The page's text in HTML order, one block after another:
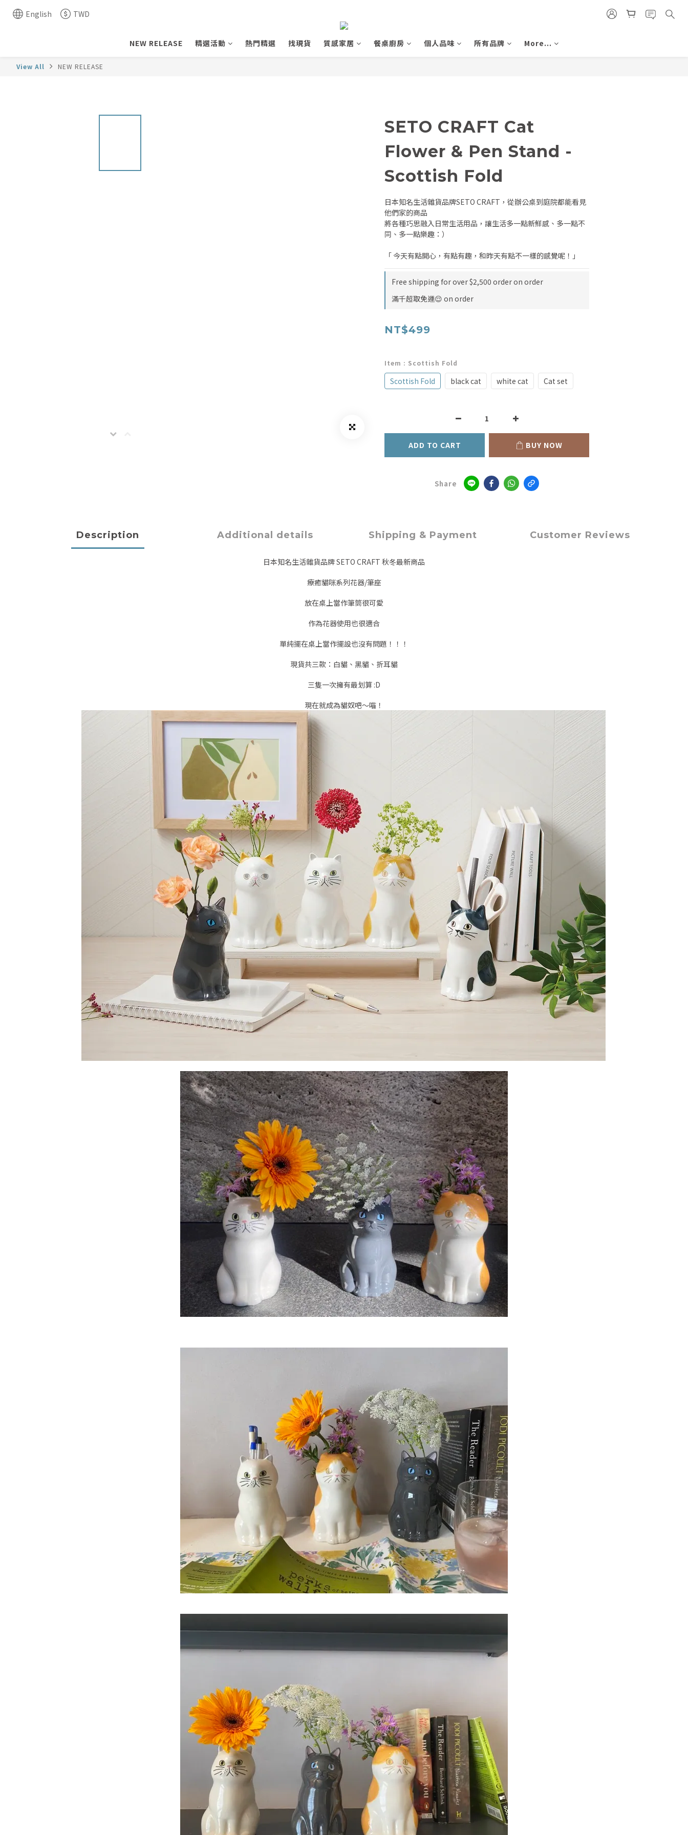
English TWD
NEW RELEASE 精選活動 熱門精選 找現貨 質感家居 餐桌廚房 個人品味 所有品牌 More...
View All NEW RELEASE
SETO CRAFT Cat
Flower & Pen Stand -
Scottish Fold
日本知名生活雜貨品牌SETO CRAFT，從辦公桌到庭院都能看見
他們家的商品
將各種巧思融入日常生活用品，讓生活多一點新鮮感、多一點不
同、多一點樂趣：）
「 今天有點開心，有點有趣，和昨天有點不一樣的感覺呢！」
Free shipping for over $2,500 order on order
滿千超取免運😌 on order
NT$499
Item : Scottish Fold
Scottish Fold black cat white cat Cat set
ADD TO CART BUY NOW
Share
Description Additional details Shipping & Payment Customer Reviews
日本知名生活雜貨品牌 SETO CRAFT 秋冬最新商品
療癒貓咪系列花器/筆座
放在桌上當作筆筒很可愛
作為花器使用也很適合
單純擺在桌上當作擺設也沒有問題！！！
現貨共三款：白貓、黑貓、折耳貓
三隻一次擁有最划算 :D
現在就成為貓奴吧～喵！